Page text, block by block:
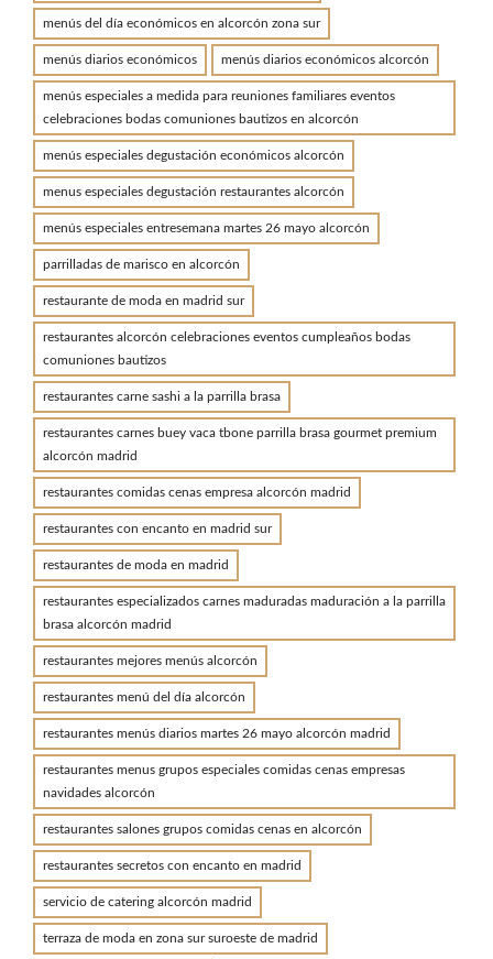
menús del día económicos en alcorcón zona sur
menús diarios económicos menús diarios económicos alcorcón
menús especiales a medida para reuniones familiares eventos
celebraciones bodas comuniones bautizos en alcorcón
menús especiales degustación económicos alcorcón
menus especiales degustación restaurantes alcorcón
menús especiales entresemana martes 26 mayo alcorcón
parrilladas de marisco en alcorcón
restaurante de moda en madrid sur
restaurantes alcorcón celebraciones eventos cumpleaños bodas
comuniones bautizos
restaurantes carne sashi a la parrilla brasa
restaurantes carnes buey vaca tbone parrilla brasa gourmet premium
alcorcón madrid
restaurantes comidas cenas empresa alcorcón madrid
restaurantes con encanto en madrid sur
restaurantes de moda en madrid
restaurantes especializados carnes maduradas maduración a la parrilla
brasa alcorcón madrid
restaurantes mejores menús alcorcón
restaurantes menú del día alcorcón
restaurantes menús diarios martes 26 mayo alcorcón madrid
restaurantes menus grupos especiales comidas cenas empresas
navidades alcorcón
restaurantes salones grupos comidas cenas en alcorcón
restaurantes secretos con encanto en madrid
servicio de catering alcorcón madrid
terraza de moda en zona sur suroeste de madrid